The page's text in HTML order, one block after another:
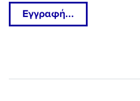
Εγγραφή...